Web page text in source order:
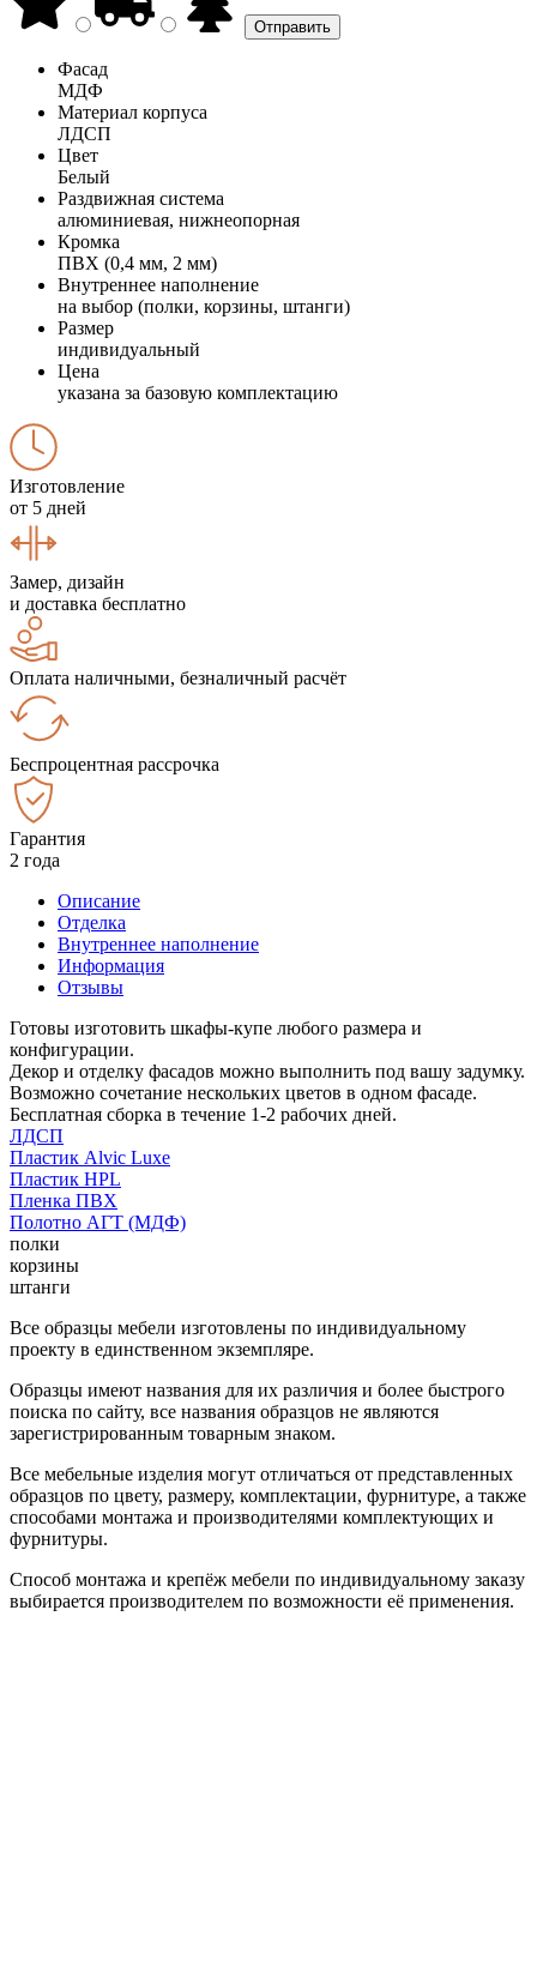
Фасад
МДФ
Материал корпуса
ЛДСП
Цвет
Белый
Раздвижная система
алюминиевая, нижнеопорная
Кромка
ПВХ (0,4 мм, 2 мм)
Внутреннее наполнение
на выбор (полки, корзины, штанги)
Размер
индивидуальный
Цена
указана за базовую комплектацию
Изготовление
от 5 дней
Замер, дизайн
и доставка бесплатно
Оплата наличными, безналичный расчёт
Беспроцентная рассрочка
Гарантия
2 года
Описание
Отделка
Внутреннее наполнение
Информация
Отзывы
Готовы изготовить шкафы-купе любого размера и
конфигурации.
Декор и отделку фасадов можно выполнить под вашу задумку.
Возможно сочетание нескольких цветов в одном фасаде.
Бесплатная сборка в течение 1-2 рабочих дней.
ЛДСП
Пластик Alvic Luxe
Пластик HPL
Пленка ПВХ
Полотно АГТ (МДФ)
полки
корзины
штанги
Все образцы мебели изготовлены по индивидуальному
проекту в единственном экземпляре.
Образцы имеют названия для их различия и более быстрого
поиска по сайту, все названия образцов не являются
зарегистрированным товарным знаком.
Все мебельные изделия могут отличаться от представленных
образцов по цвету, размеру, комплектации, фурнитуре, а также
способами монтажа и производителями комплектующих и
фурнитуры.
Способ монтажа и крепёж мебели по индивидуальному заказу
выбирается производителем по возможности её применения.